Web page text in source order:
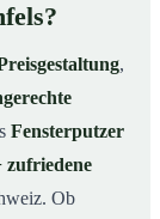
,
Fensterputzer
zufriedene
Ob